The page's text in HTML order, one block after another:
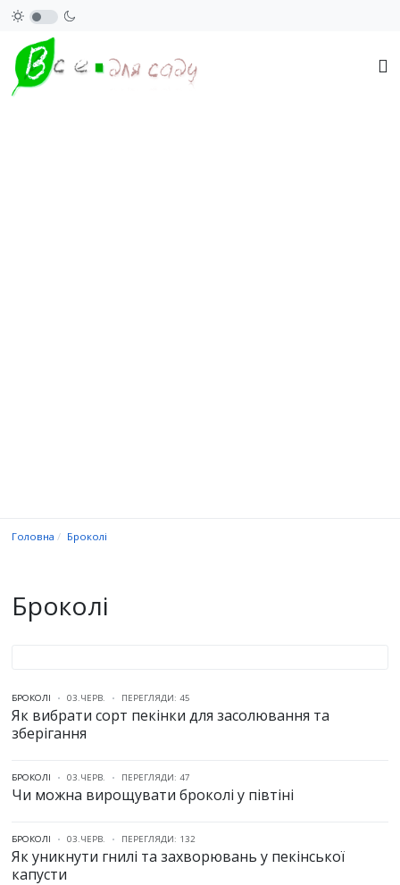
Головна Броколі
Броколі
БРОКОЛІ 03.ЧЕРВ. ПЕРЕГЛЯДИ: 45
Як вибрати сорт пекінки для засолювання та
зберігання
БРОКОЛІ 03.ЧЕРВ. ПЕРЕГЛЯДИ: 47
Чи можна вирощувати броколі у півтіні
БРОКОЛІ 03.ЧЕРВ. ПЕРЕГЛЯДИ: 132
Як уникнути гнилі та захворювань у пекінської
капусти